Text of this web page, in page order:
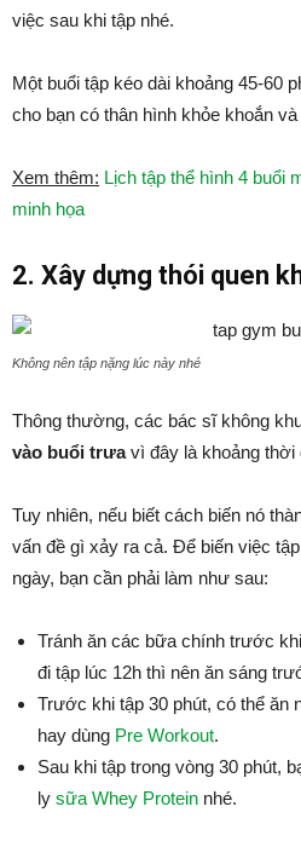
việc sau khi tập nhé.
Một buổi tập kéo dài khoảng 45-60
cho bạn có thân hình khỏe khoắn
Xem thêm: Lịch tập thể hình 4 buổi
minh họa
2. Xây dựng thói quen
Không nên tập nặng lúc này nhé
Thông thường, các bác sĩ không
vào buổi trưavì đây là khoảng thời
Tuy nhiên, nếu biết cách biến nó
vấn đề gì xảy ra cả. Để biến việc
ngày, bạn cần phải làm như sau:
Tránh ăn các bữa chính trước
đi tập lúc 12h thì nên ăn sáng
Trước khi tập 30 phút, có thể ăn
hay dùng Pre Workout.
Sau khi tập trong vòng 30 phút,
ly sữa Whey Protein nhé.